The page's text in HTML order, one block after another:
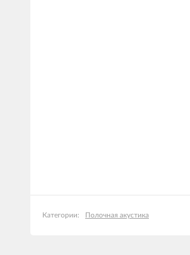
Категории: Полочная акустика